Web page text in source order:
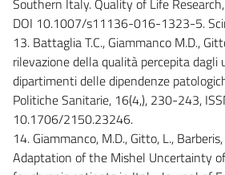
DOI 10.1007/s11136-016-1323-5.
13. Battaglia T.C., Giammanco M.D.,
rilevazione della qualità percepita dagli
dipartimenti delle dipendenze
Politiche Sanitarie, 16(4,), 230-243,
10.1706/2150.23246.
14. Giammanco, M.D., Gitto, L.,
Adaptation of the Mishel Uncertainty